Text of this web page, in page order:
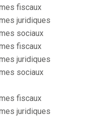
fiscaux
juridiques
sociaux
fiscaux
juridiques
sociaux
fiscaux
juridiques